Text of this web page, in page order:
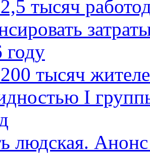
тысяч
году
тысяч
I
людская.